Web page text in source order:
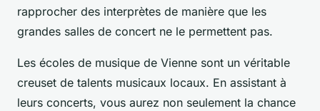
rapprocher des interprètes de manière que les
grandes salles de concert ne le permettent pas.
Les écoles de musique de Vienne sont un véritable
creuset de talents musicaux locaux. En assistant à
leurs concerts, vous aurez non seulement la chance